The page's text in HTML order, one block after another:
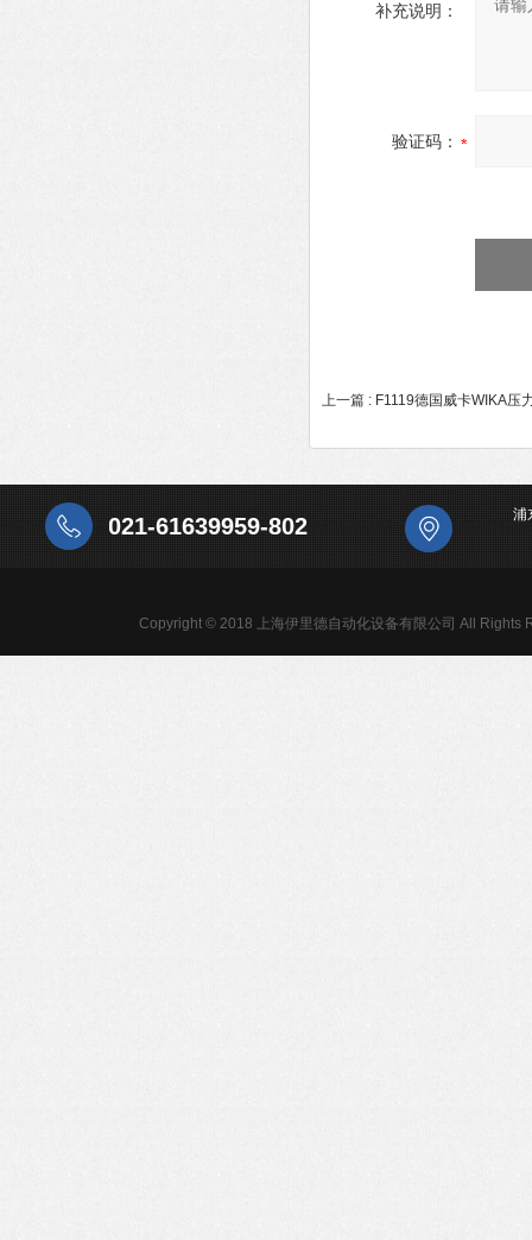
补充说明：
验证码：
上一篇 : F1119德国威卡WIKA压
021-61639959-802 浦
Copyright © 2018 上海伊里德自动化设备有限公司 All Rights